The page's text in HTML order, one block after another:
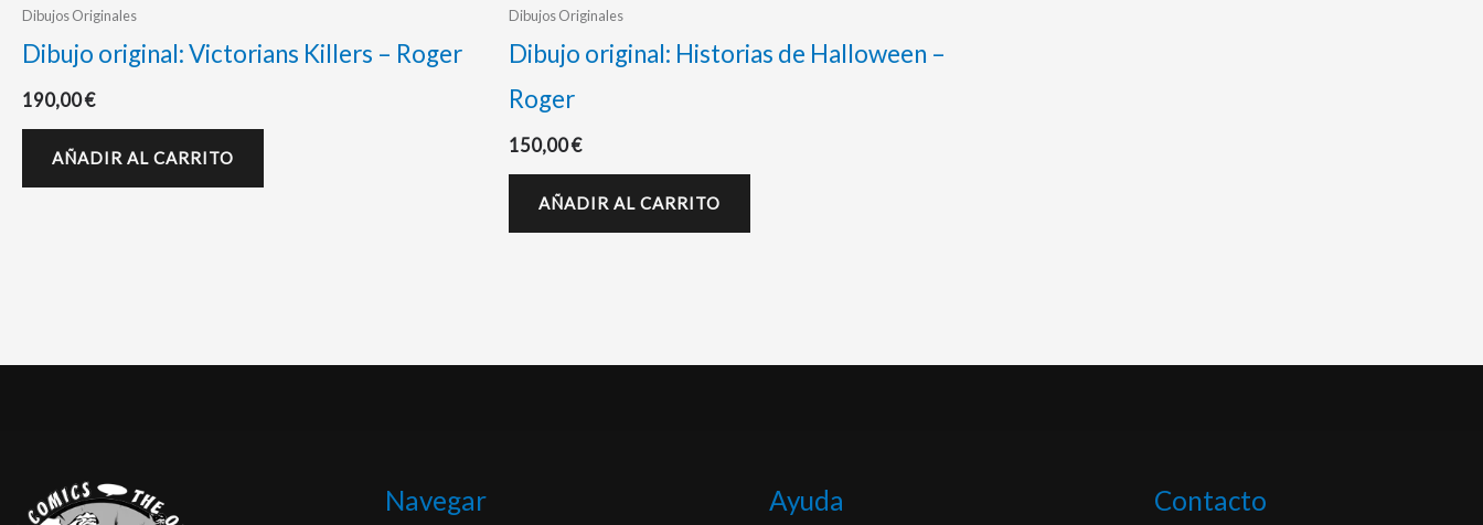
Dibujos Originales
Dibujo original: Victorians Killers – Roger
190,00€
AÑADIR AL CARRITO
Dibujos Originales
Dibujo original: Historias de Halloween –
Roger
150,00€
AÑADIR AL CARRITO
Navegar Ayuda Contacto